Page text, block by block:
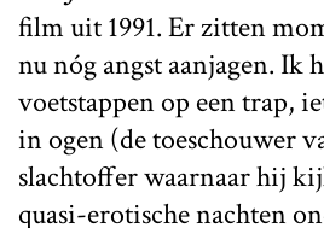
film uit 1991. Er zitten
nu nóg angst aanjagen. Ik
voetstappen op een trap,
in ogen (de toeschouwer
slachtoffer waarnaar hij
quasi-erotische nachten